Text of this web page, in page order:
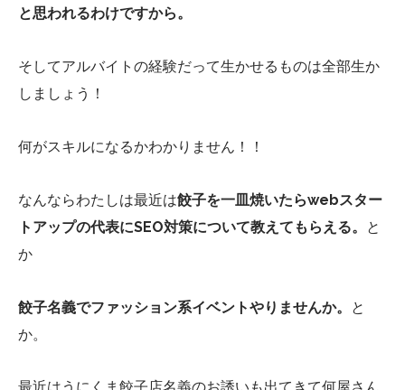
と思われるわけですから。
そしてアルバイトの経験だって生かせるものは全部生か
しましょう！
何がスキルになるかわかりません！！
なんならわたしは最近は餃子を一皿焼いたらwebスター
トアップの代表にSEO対策について教えてもらえる。
と
か
餃子名義でファッション系イベントやりませんか。
と
か。